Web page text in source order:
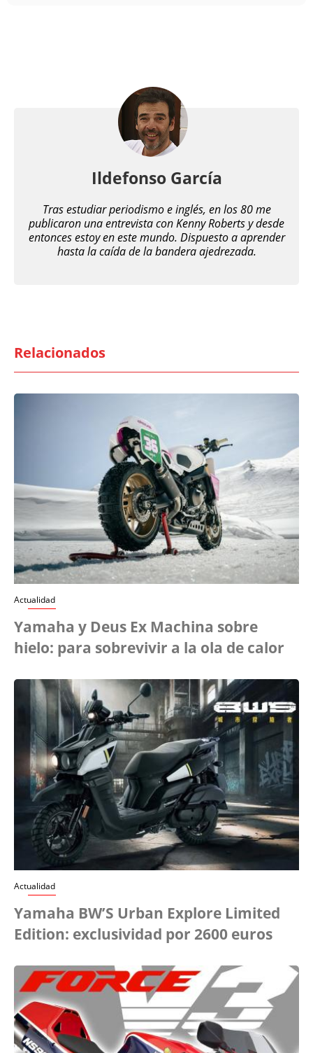
Ildefonso García
Tras estudiar periodismo e inglés, en los 80 me
publicaron una entrevista con Kenny Roberts y desde
entonces estoy en este mundo. Dispuesto a aprender
hasta la caída de la bandera ajedrezada.
Relacionados
Actualidad
Yamaha y Deus Ex Machina sobre
hielo: para sobrevivir a la ola de calor
Actualidad
Yamaha BW’S Urban Explore Limited
Edition: exclusividad por 2600 euros